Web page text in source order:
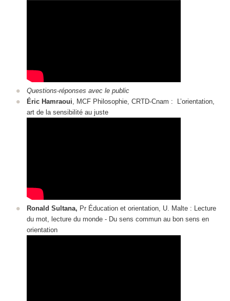
Questions-réponses avec le public
Éric Hamraoui , MCF Philosophie, CRTD-Cnam : L’orientation,
art de la sensibilité au juste
Ronald Sultana, Pr Éducation et orientation, U. Malte : Lecture
du mot, lecture du monde - Du sens commun au bon sens en
orientation